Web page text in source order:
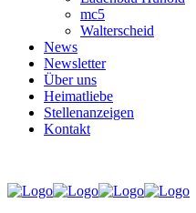
mc5
Walterscheid
News
Newsletter
Über uns
Heimatliebe
Stellenanzeigen
Kontakt